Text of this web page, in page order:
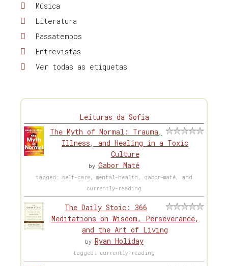
Música
Literatura
Passatempos
Entrevistas
Ver todas as etiquetas
Leituras da Sofia
The Myth of Normal: Trauma,
Illness, and Healing in a Toxic
Culture
by Gabor Maté
tagged: self-care, mental-health, gabor-maté, and
currently-reading
The Daily Stoic: 366
Meditations on Wisdom, Perseverance,
and the Art of Living
by Ryan Holiday
tagged: currently-reading